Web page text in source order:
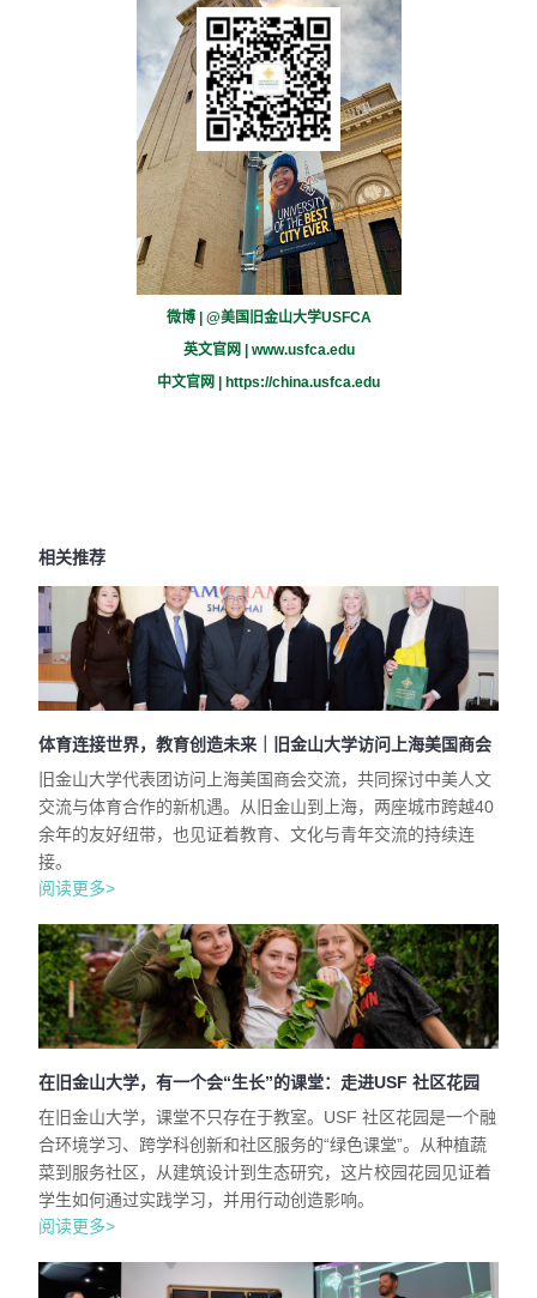
微博 | @美国旧金山大学USFCA
英文官网 | www.usfca.edu
中文官网 |
https://china.usfca.edu
相关推荐
体育连接世界，教育创造未来｜旧金山大学访问上海美国商会
旧金山大学代表团访问上海美国商会交流，共同探讨中美人文
交流与体育合作的新机遇。从旧金山到上海，两座城市跨越40
余年的友好纽带，也见证着教育、文化与青年交流的持续连
接。
阅读更多>
在旧金山大学，有一个会“生长”的课堂：走进USF 社区花园
在旧金山大学，课堂不只存在于教室。USF 社区花园是一个融
合环境学习、跨学科创新和社区服务的“绿色课堂”。从种植蔬
菜到服务社区，从建筑设计到生态研究，这片校园花园见证着
学生如何通过实践学习，并用行动创造影响。
阅读更多>